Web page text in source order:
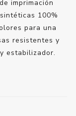
imprimación
100%
para una
resistentes y
estabilizador.